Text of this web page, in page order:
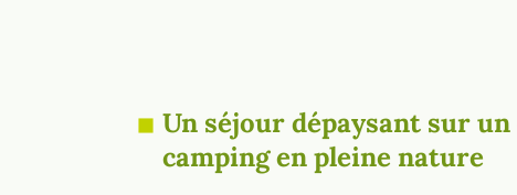
Un séjour dépaysant sur
camping en pleine nature